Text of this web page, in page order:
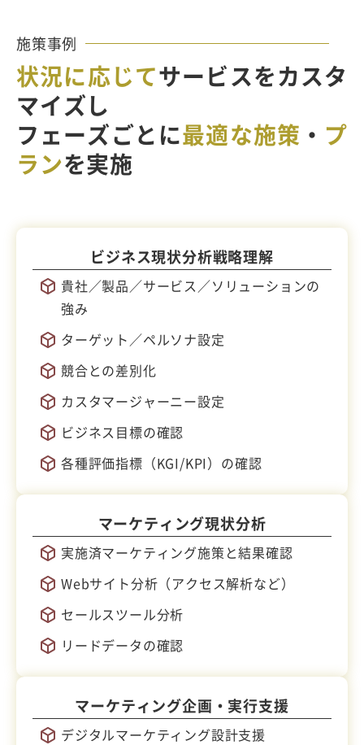
施策事例
状況に応じてサービスをカスタ
マイズし
フェーズごとに最適な施策 ・ プ
ランを実施
ビジネス現状分析戦略理解
貴社／製品／サービス／ソリューションの
強み
ターゲット／ペルソナ設定
競合との差別化
カスタマージャーニー設定
ビジネス目標の確認
各種評価指標（KGI/KPI）の確認
マーケティング現状分析
実施済マーケティング施策と結果確認
Webサイト分析（アクセス解析など）
セールスツール分析
リードデータの確認
マーケティング企画・実行支援
デジタルマーケティング設計支援